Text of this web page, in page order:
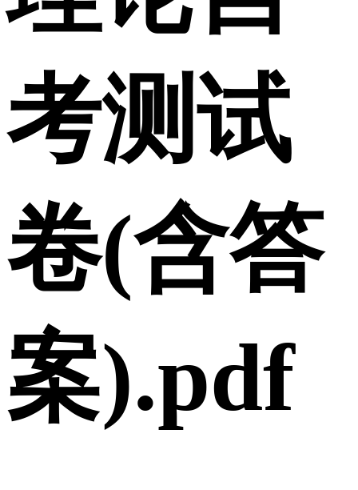
考测试
卷(含答
案).pdf